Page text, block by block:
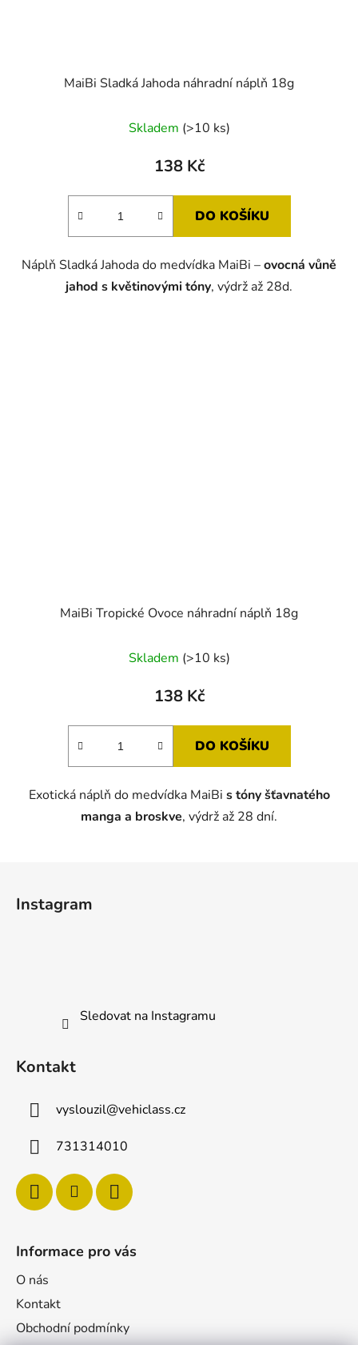
MaiBi Sladká Jahoda náhradní náplň 18g
Skladem (>10 ks)
138 Kč
DO KOŠÍKU
Náplň Sladká Jahoda do medvídka MaiBi –ovocná vůně
jahod s květinovými tóny, výdrž až 28d.
MaiBi Tropické Ovoce náhradní náplň 18g
Skladem (>10 ks)
138 Kč
DO KOŠÍKU
Exotická náplň do medvídka MaiBi s tóny šťavnatého
manga a broskve, výdrž až 28 dní.
Instagram
Sledovat na Instagramu
Kontakt
vyslouzil@vehiclass.cz
731314010
Informace pro vás
O nás
Kontakt
Obchodní podmínky